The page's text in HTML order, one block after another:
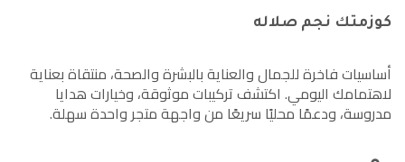
كوزمتك نجم صلاله
أساسيات فاخرة للجمال والعناية بالبشرة والصحة، منتقاة بعناية
لاهتمامك اليومي. اكتشف تركيبات موثوقة، وخيارات هدايا
مدروسة، ودعمًا محليًا سريعًا من واجهة متجر واحدة سهلة.